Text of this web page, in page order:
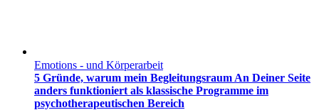
Emotions - und Körperarbeit
5 Gründe, warum mein Begleitungsraum An Deiner Seite
anders funktioniert als klassische Programme im
psychotherapeutischen Bereich